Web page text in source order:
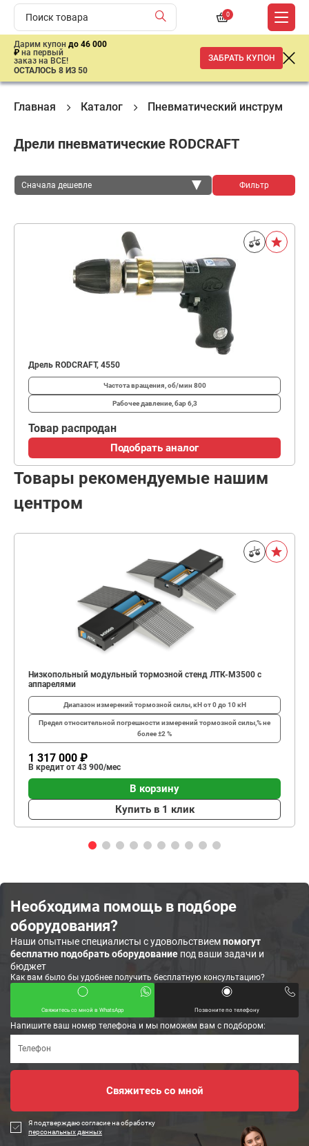
0
Дарим купон до 46 000
₽ на первый
заказ на ВСЕ!
ОСТАЛОСЬ 8 ИЗ 50
ЗАБРАТЬ КУПОН
Главная Каталог Пневматический инструмент
Дрели пневматические RODCRAFT
Сначала дешевле Фильтр
Дрель RODCRAFT, 4550
Частота вращения, об/мин 800
Рабочее давление, бар6,3
Товар распродан
Подобрать аналог
Товары рекомендуемые нашим
центром
Низкопольный модульный тормозной стенд ЛТК-М3500 с
аппарелями
Диапазон измерений тормозной силы, кНот 0 до 10 кН
Предел относительной погрешности измерений тормозной силы,%не
более ±2 %
1 317 000 ₽
В кредит от 43 900/мес
В корзину
Купить в 1 клик
Необходима помощь в подборе
оборудования?
Наши опытные специалисты с удовольствиемпомогут
бесплатно подобрать оборудование под ваши задачи и
бюджет
Как вам было бы удобнее получить бесплатную консультацию?
Свяжитесь со мной в WhatsApp Позвоните по телефону
Напишите ваш номер телефона и мы поможем вам с подбором:
Я подтверждаю согласие на обработку
персональных данных